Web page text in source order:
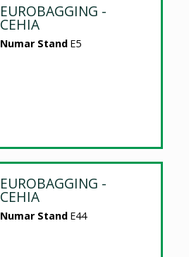
EUROBAGGING -
CEHIA
Numar Stand E5
EUROBAGGING -
CEHIA
Numar Stand E44